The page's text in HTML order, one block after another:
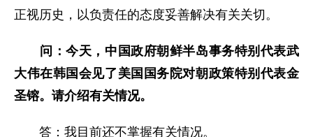
正视历史，以负责任的态度妥善解决有关关切。
问：今天，中国政府朝鲜半岛事务特别代表武
大伟在韩国会见了美国国务院对朝政策特别代表金
圣镕。请介绍有关情况。
答：我目前还不掌握有关情况。